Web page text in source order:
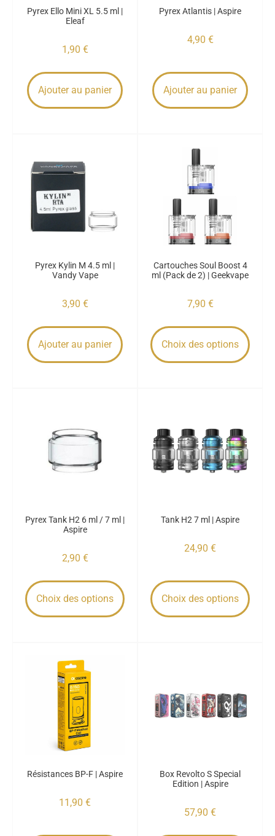
Pyrex Ello Mini XL 5.5 ml |
Eleaf
1,90 €
Ajouter au panier
Pyrex Atlantis | Aspire
4,90 €
Ajouter au panier
Pyrex Kylin M 4.5 ml |
Vandy Vape
3,90 €
Ajouter au panier
Cartouches Soul Boost 4
ml (Pack de 2) | Geekvape
7,90 €
Choix des options
Pyrex Tank H2 6 ml / 7 ml |
Aspire
2,90 €
Choix des options
Tank H2 7 ml | Aspire
24,90 €
Choix des options
Résistances BP-F | Aspire
11,90 €
Box Revolto S Special
Edition | Aspire
57,90 €